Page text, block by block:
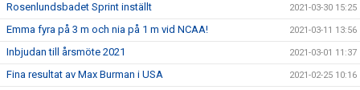
Rosenlundsbadet Sprint inställt 2021-03-30 15:25
Emma fyra på 3 m och nia på 1 m vid NCAA! 2021-03-11 13:56
Inbjudan till årsmöte 2021 2021-03-01 11:37
Fina resultat av Max Burman i USA 2021-02-25 10:16